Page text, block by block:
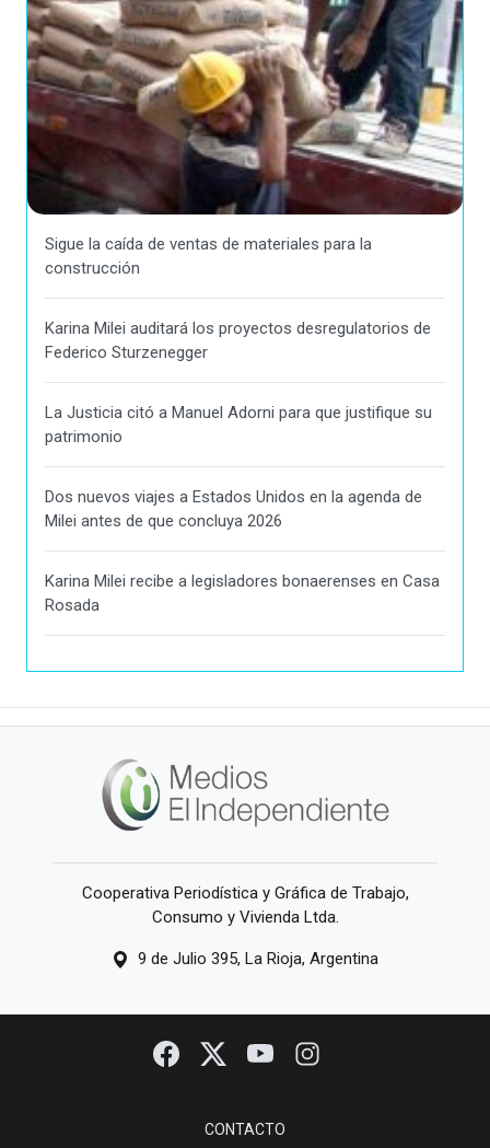
Sigue la caída de ventas de materiales para la
construcción
Karina Milei auditará los proyectos desregulatorios de
Federico Sturzenegger
La Justicia citó a Manuel Adorni para que justifique su
patrimonio
Dos nuevos viajes a Estados Unidos en la agenda de
Milei antes de que concluya 2026
Karina Milei recibe a legisladores bonaerenses en Casa
Rosada
Cooperativa Periodística y Gráfica de Trabajo,
Consumo y Vivienda Ltda.
9 de Julio 395, La Rioja, Argentina
CONTACTO